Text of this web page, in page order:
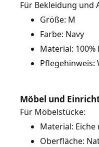
Größe: M
Farbe: Navy
Material:
Pflegehinweis:
Möbel und
Material: Eiche
Oberfläche: